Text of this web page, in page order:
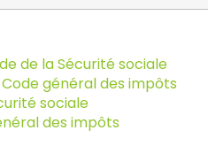
de la Sécurité sociale
général des impôts
sociale
des impôts